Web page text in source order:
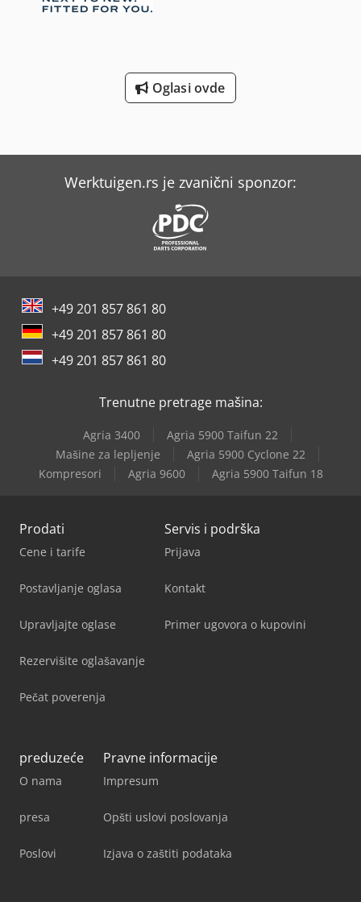
Oglasi ovde
Werktuigen.rs je zvanični sponzor:
+49 201 857 861 80
+49 201 857 861 80
+49 201 857 861 80
Trenutne pretrage mašina:
Agria 3400
Agria 5900 Taifun 22
Mašine za lepljenje
Agria 5900 Cyclone 22
Kompresori
Agria 9600 Agria 5900 Taifun 18
Prodati
Cene i tarife
Postavljanje oglasa
Upravljajte oglase
Rezervišite oglašavanje
Pečat poverenja
Servis i podrška
Prijava
Kontakt
Primer ugovora o kupovini
preduzeće
O nama
presa
Poslovi
Pravne informacije
Impresum
Opšti uslovi poslovanja
Izjava o zaštiti podataka